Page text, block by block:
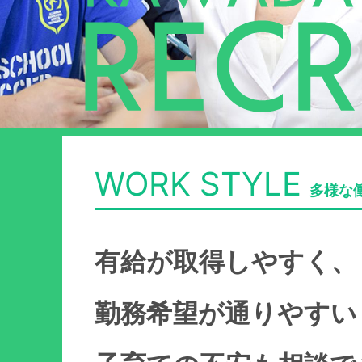
WORK STYLE 多様な
有給が取得しやすく、
勤務希望が通りやすい